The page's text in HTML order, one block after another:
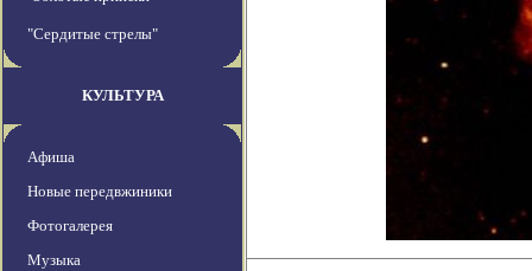
"Сердитые стрелы"
КУЛЬТУРА
Афиша
Новые передвжиники
Фотогалерея
Музыка